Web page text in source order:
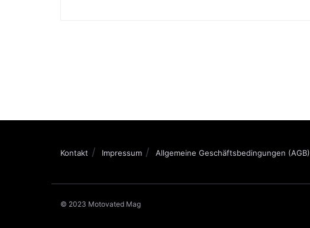
Kontakt Impressum Allgemeine Geschäftsbedingungen (AGB)
© 2023 Motovated Mag